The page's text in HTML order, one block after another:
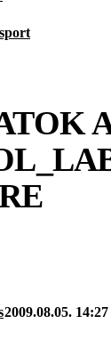
2009.08.05. 14:27